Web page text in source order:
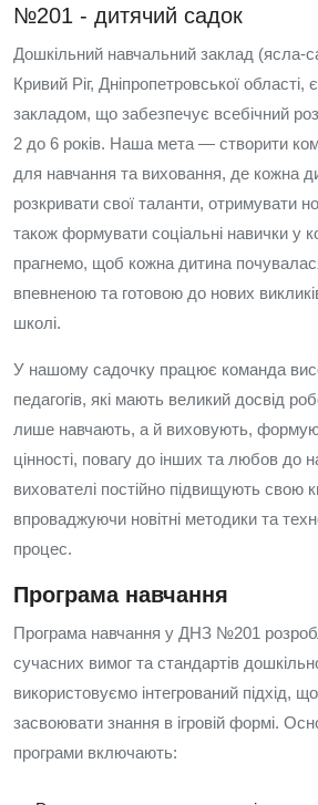
№201 - дитячий садок
Дошкільний навчальний заклад (ясла-
Кривий Ріг, Дніпропетровської
закладом, що забезпечує всебічний
2 до 6 років. Наша мета — створити
для навчання та виховання, де кожна
розкривати свої таланти, отримувати
також формувати соціальні навички у
прагнемо, щоб кожна дитина
впевненою та готовою до нових
школі.
У нашому садочку працює команда
педагогів, які мають великий досвід
лише навчають, а й виховують,
цінності, повагу до інших та любов до
вихователі постійно підвищують свою
впроваджуючи новітні методики та
процес.
Програма навчання
Програма навчання у ДНЗ №201
сучасних вимог та стандартів
використовуємо інтегрований підхід,
засвоювати знання в ігровій формі.
програми включають: